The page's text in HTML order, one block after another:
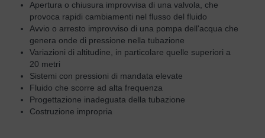
Apertura o chiusura improvvisa di una valvola, che
provoca rapidi cambiamenti nel flusso del fluido
Avvio o arresto improvviso di una pompa dell'acqua che
genera onde di pressione nella tubazione
Variazioni di altitudine, in particolare quelle superiori a
20 metri
Sistemi con pressioni di mandata elevate
Fluido che scorre ad alta frequenza
Progettazione inadeguata della tubazione
Costruzione impropria